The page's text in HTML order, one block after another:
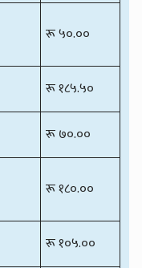
रू ५०.००
रू १८५.५०
रू ७०.००
रू १८०.००
रू १०५.००